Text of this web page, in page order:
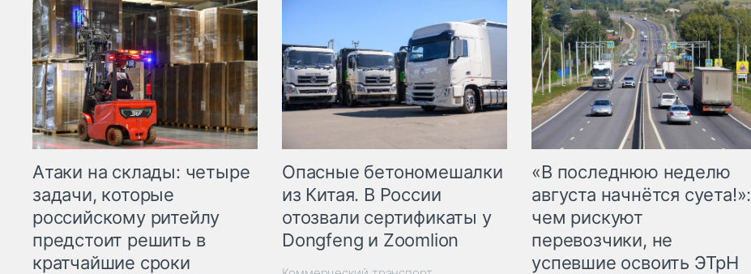
Атаки на склады: четыре
задачи, которые
российскому ритейлу
предстоит решить в
кратчайшие сроки
Опасные бетономешалки
из Китая. В России
отозвали сертификаты у
Dongfeng и Zoomlion
«В последнюю неделю
августа начнётся суета!»:
чем рискуют
перевозчики, не
успевшие освоить ЭТрН